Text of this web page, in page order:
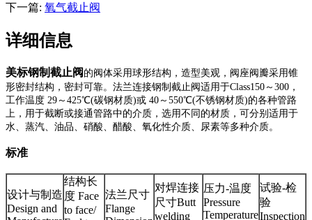
下一篇: 氧气截止阀
详细信息
美标钢制截止阀 的阀体采用球形结构，造型美观，阀座阀瓣采用锥
形密封结构，密封可靠。法兰连接钢制截止阀适用于Class150～300，
工作温度 29～425℃(碳钢材质)或 40～550℃(不锈钢材质)的各种管路
上，用于截断或接通管路中的介质，选用不同的材质，可分别适用于
水、蒸汽、油品、硝酸、醋酸、氧化性介质、尿素等多种介质。
标准
设计与制造
Design and
结构长
度 Face
to face/
法兰尺寸
Flange
对焊连接
尺寸Butt
welding
压力-温度
Pressure
Temperature
试验-检
验
Inspection